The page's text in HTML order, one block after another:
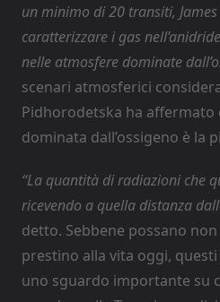
un minimo di 20 transiti,
caratterizzare i gas
nelle atmosfere dominate
scenari atmosferici
Pidhorodetska ha affermato
dominata dall’ossigeno è la
“La quantità di radiazioni che
ricevendo a quella distanza
detto. Sebbene possano
prestino alla vita oggi,
uno sguardo importante su